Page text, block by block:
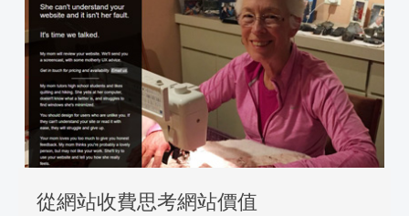
從網站收費思考網站價值